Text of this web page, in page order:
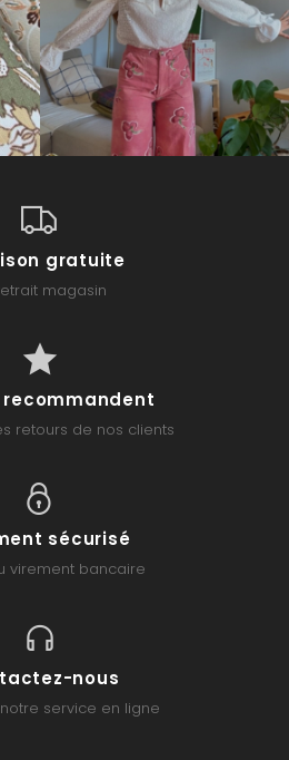
gratuite
magasin
recommandent
retours de nos clients
sécurisé
virement bancaire
nous
service en ligne